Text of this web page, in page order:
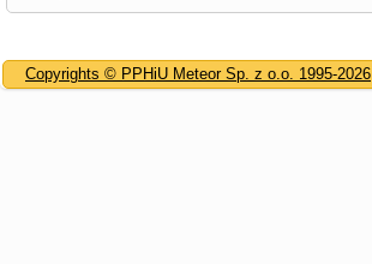
Copyrights © PPHiU Meteor Sp. z o.o. 1995-2026